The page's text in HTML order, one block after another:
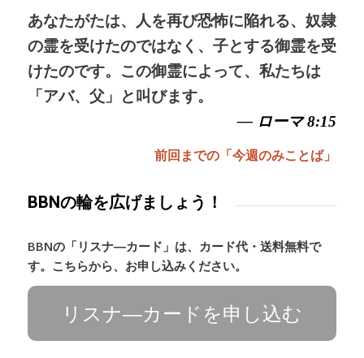
あなたがたは、人を再び恐怖に陥れる、奴隷
の霊を受けたのではなく、子とする御霊を受
けたのです。この御霊によって、私たちは
「アバ、父」と叫びます。
— ローマ 8:15
前回までの「今週のみことば」
BBNの輪を広げましょう！
BBNの「リスナ―カード」は、カード代・送料無料で
す。こちらから、お申し込みください。
リスナ―カードを申し込む